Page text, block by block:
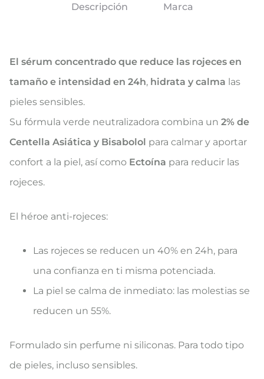
Descripción Marca
El sérum concentrado que reduce las rojeces en
tamaño e intensidad en 24h, hidrata y calma las
pieles sensibles.
Su fórmula verde neutralizadora combina un 2% de
Centella Asiática y Bisabolol para calmar y aportar
confort a la piel, así como Ectoína para reducir las
rojeces.
El héroe anti-rojeces:
Las rojeces se reducen un 40% en 24h, para
una confianza en ti misma potenciada.
La piel se calma de inmediato: las molestias se
reducen un 55%.
Formulado sin perfume ni siliconas. Para todo tipo
de pieles, incluso sensibles.